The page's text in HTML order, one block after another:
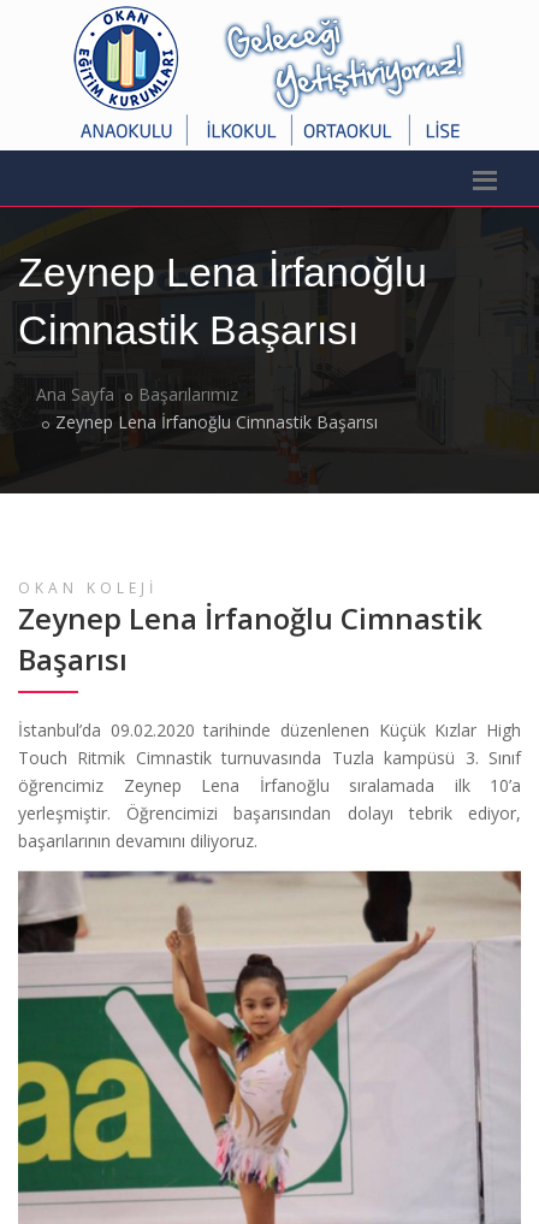
Zeynep Lena İrfanoğlu
Cimnastik Başarısı
Ana Sayfa
Başarılarımız
Zeynep Lena İrfanoğlu Cimnastik Başarısı
OKAN KOLEJİ
Zeynep Lena İrfanoğlu Cimnastik
Başarısı
İstanbul’da 09.02.2020 tarihinde düzenlenen Küçük Kızlar High
Touch Ritmik Cimnastik turnuvasında Tuzla kampüsü 3. Sınıf
öğrencimiz Zeynep Lena İrfanoğlu sıralamada ilk 10’a
yerleşmiştir. Öğrencimizi başarısından dolayı tebrik ediyor,
başarılarının devamını diliyoruz.